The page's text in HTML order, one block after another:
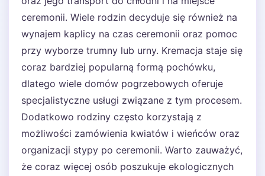
ceremonii. Wiele rodzin decyduje się również na
wynajem kaplicy na czas ceremonii oraz pomoc
przy wyborze trumny lub urny. Kremacja staje się
coraz bardziej popularną formą pochówku,
dlatego wiele domów pogrzebowych oferuje
specjalistyczne usługi związane z tym procesem.
Dodatkowo rodziny często korzystają z
możliwości zamówienia kwiatów i wieńców oraz
organizacji stypy po ceremonii. Warto zauważyć,
że coraz więcej osób poszukuje ekologicznych